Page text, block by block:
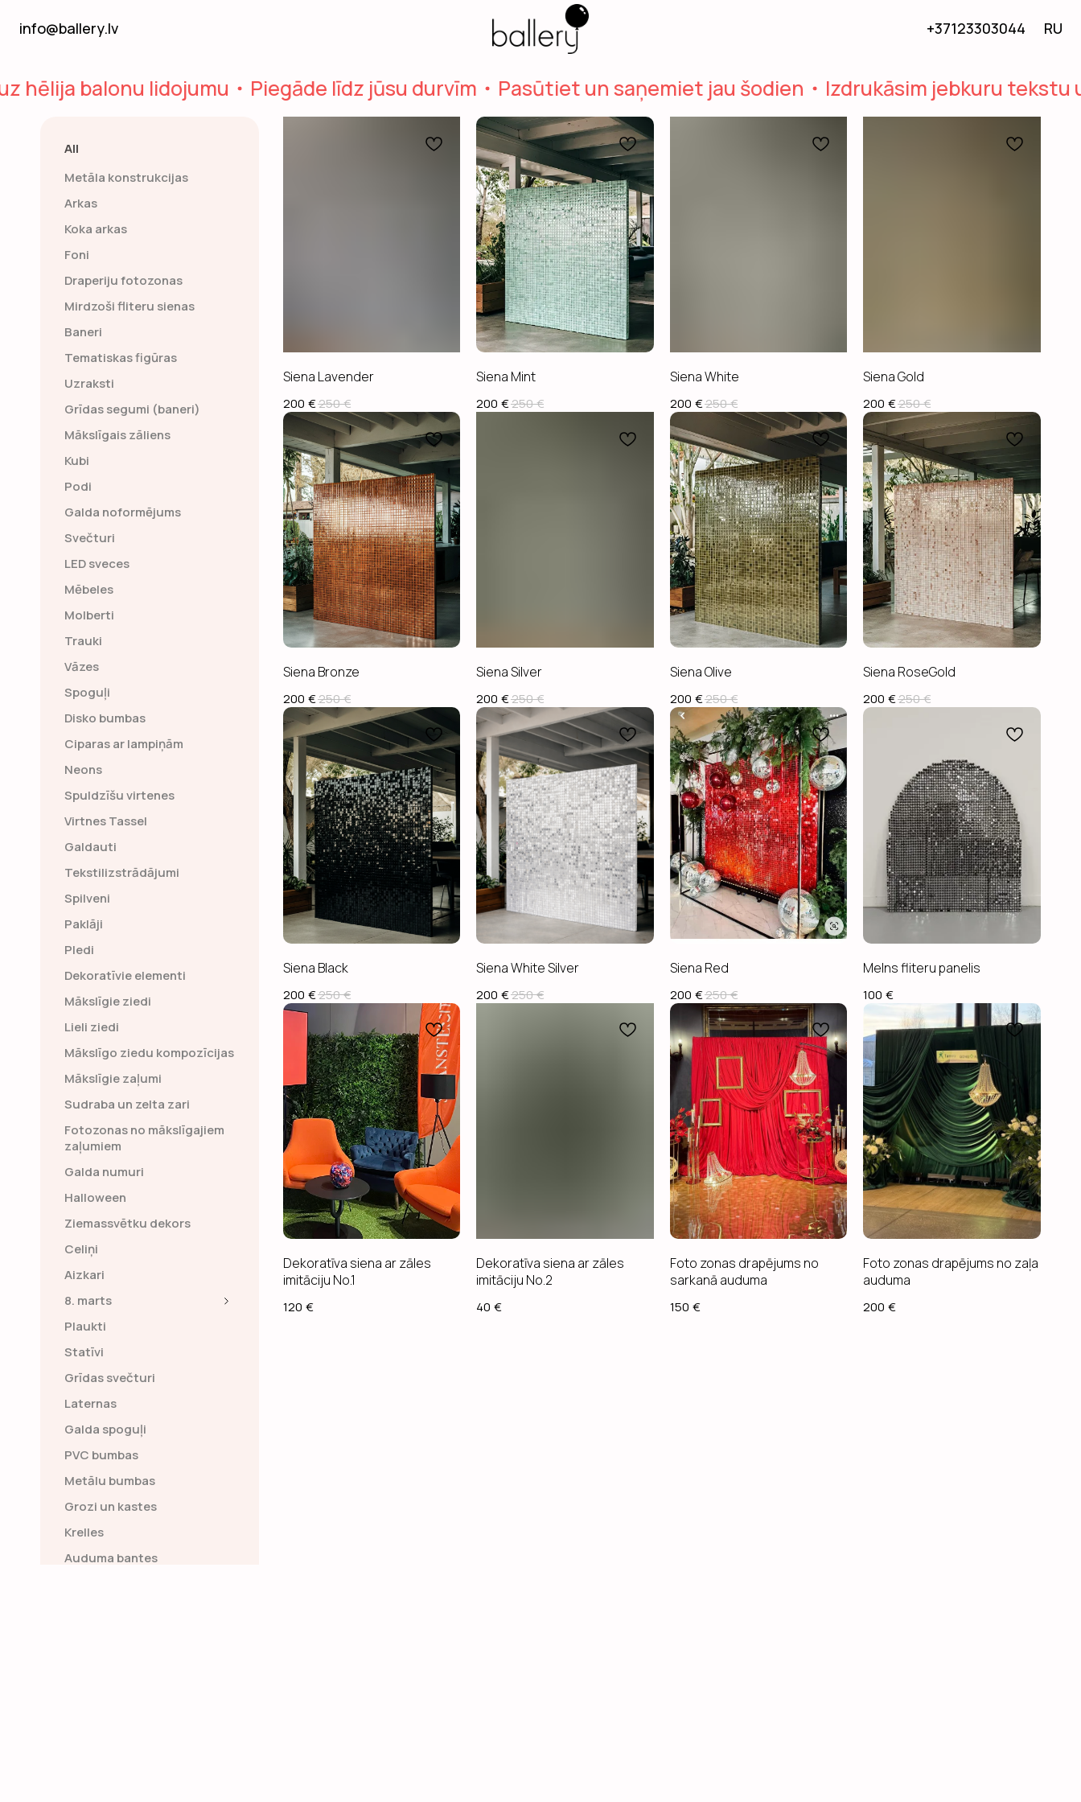
RU
+37123303044
info@ballery.lv
balonu lidojumu Piegāde līdz jūsu durvīm Pasūtiet un saņemiet jau šodien Izdrukāsim jebkuru tekstu uz
All
Metāla konstrukcijas
Arkas
Koka arkas
Foni
Draperiju fotozonas
Mirdzoši fliteru sienas
Baneri
Tematiskas figūras
Uzraksti
Grīdas segumi (baneri)
Mākslīgais zāliens
Kubi
Podi
Galda noformējums
Svečturi
LED sveces
Mēbeles
Molberti
Trauki
Vāzes
Spoguļi
Disko bumbas
Ciparas ar lampiņām
Neons
Spuldzīšu virtenes
Virtnes Tassel
Galdauti
Tekstilizstrādājumi
Spilveni
Paklāji
Pledi
Dekoratīvie elementi
Mākslīgie ziedi
Lieli ziedi
Mākslīgo ziedu kompozīcijas
Mākslīgie zaļumi
Sudraba un zelta zari
Fotozonas no mākslīgajiem
zaļumiem
Galda numuri
Halloween
Ziemassvētku dekors
Celiņi
Aizkari
8. marts
Plaukti
Statīvi
Grīdas svečturi
Laternas
Galda spoguļi
PVC bumbas
Metālu bumbas
Grozi un kastes
Krelles
Auduma bantes
Siena Lavender
200 €250€
Siena Mint
200 €250€
Siena White
200 €250€
Siena Gold
200 €250€
Siena Bronze
200 €250€
Siena Silver
200 €250€
Siena Olive
200 €250€
Siena RoseGold
200 €250€
Siena Black
200 €250€
Siena White Silver
200 €250€
Siena Red
200 €250€
Melns fliteru panelis
100 €
Dekoratīva siena ar zāles
imitāciju No.1
120 €
Dekoratīva siena ar zāles
imitāciju No.2
40 €
Foto zonas drapējums no
sarkanā auduma
150 €
Foto zonas drapējums no zaļa
auduma
200 €